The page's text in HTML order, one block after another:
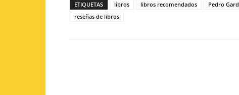
ETIQUETAS libros libros recomendados Pedro
reseñas de libros